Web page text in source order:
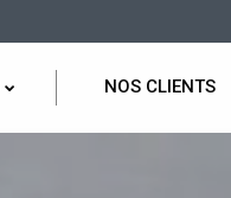
NOS CLIENTS